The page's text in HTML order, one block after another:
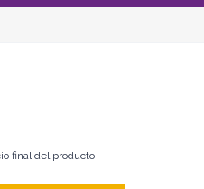
final del producto